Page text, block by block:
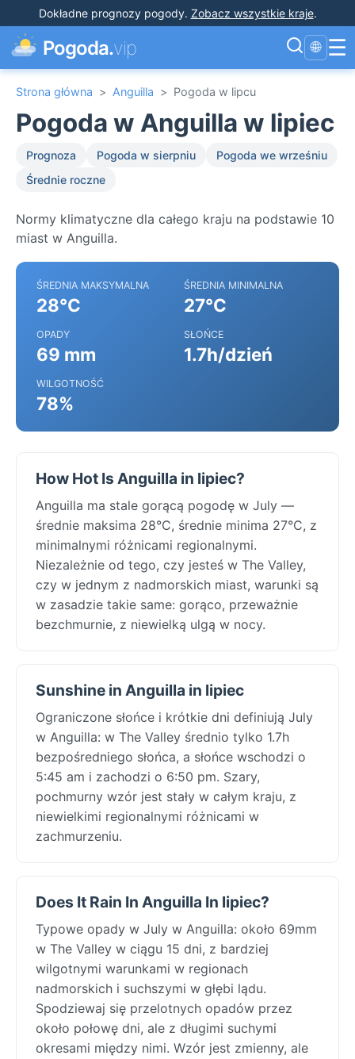
Dokładne prognozy pogody. Zobacz wszystkie kraje.
Pogoda.vip 🌐 ☰
Strona główna > Anguilla > Pogoda w lipcu
Pogoda w Anguilla w lipiec
Prognoza Pogoda w sierpniu
Pogoda we wrześniu
Średnie roczne
Normy klimatyczne dla całego kraju na podstawie 10
miast w Anguilla.
ŚREDNIA MAKSYMALNA
28°C
ŚREDNIA MINIMALNA
27°C
OPADY
69 mm
SŁOŃCE
1.7h/dzień
WILGOTNOŚĆ
78%
How Hot Is Anguilla in lipiec?
Anguilla ma stale gorącą pogodę w July —
średnie maksima 28°C, średnie minima 27°C, z
minimalnymi różnicami regionalnymi.
Niezależnie od tego, czy jesteś w The Valley,
czy w jednym z nadmorskich miast, warunki są
w zasadzie takie same: gorąco, przeważnie
bezchmurnie, z niewielką ulgą w nocy.
Sunshine in Anguilla in lipiec
Ograniczone słońce i krótkie dni definiują July
w Anguilla: w The Valley średnio tylko 1.7h
bezpośredniego słońca, a słońce wschodzi o
5:45 am i zachodzi o 6:50 pm. Szary,
pochmurny wzór jest stały w całym kraju, z
niewielkimi regionalnymi różnicami w
zachmurzeniu.
Does It Rain In Anguilla In lipiec?
Typowe opady w July w Anguilla: około 69mm
w The Valley w ciągu 15 dni, z bardziej
wilgotnymi warunkami w regionach
nadmorskich i suchszymi w głębi lądu.
Spodziewaj się przelotnych opadów przez
około połowę dni, ale z długimi suchymi
okresami między nimi. Wzór jest zmienny, ale